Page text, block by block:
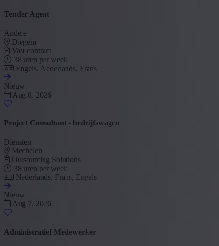
Tender Agent
Andere
Diegem
Vast contract
38 uren per week
Engels, Nederlands, Frans
Nieuw
Aug 8, 2026
Project Consultant - bedrijfswagen
Diensten
Mechelen
Outsourcing Solutions
38 uren per week
Nederlands, Frans, Engels
Nieuw
Aug 7, 2026
Administratief Medewerker